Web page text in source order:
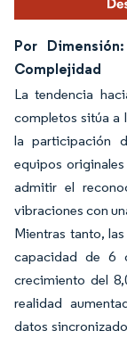
Por
Complejidad
La tendencia
completos sitúa a
la participación
equipos
admitir el
vibraciones con
Mientras tanto,
capacidad de 6
crecimiento del
realidad
datos